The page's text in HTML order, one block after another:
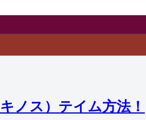
ノス）テイム方法！